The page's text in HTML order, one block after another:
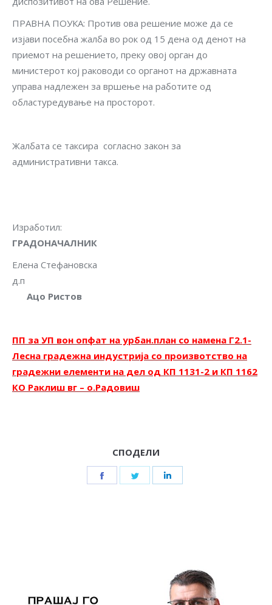
ПРАВНА ПОУКА: Против ова решение може да се
изјави посебна жалба во рок од 15 дена од денот на
приемот на решението, преку овој орган до
министерот кој раководи со органот на државната
управа надлежен за вршење на работите од
областуредување на просторот.
Жалбата се таксира согласно закон за
административни такса.
ГРАДОНАЧАЛНИК
Елена Стефановска
д.п
Ацо Ристов
ПП за УП вон опфат на урбан.план со намена Г2.1-
Лесна градежна индустрија со произвотство на
градежни елементи на дел од КП 1131-2 и КП 1162
КО Раклиш вг – о.Радовиш
СПОДЕЛИ
Share
Share